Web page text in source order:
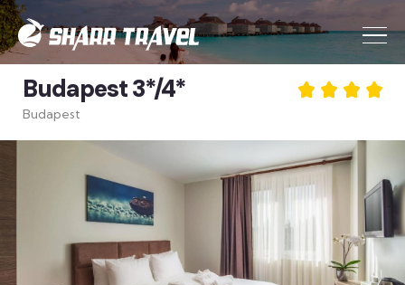
Budapest 3*/4*
Budapest